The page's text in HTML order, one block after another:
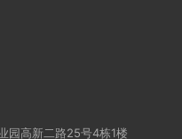
园高新二路25号4栋1楼